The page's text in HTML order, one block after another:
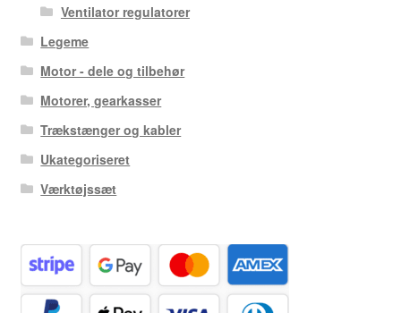
Ventilator regulatorer
Legeme
Motor - dele og tilbehør
Motorer, gearkasser
Trækstænger og kabler
Ukategoriseret
Værktøjssæt